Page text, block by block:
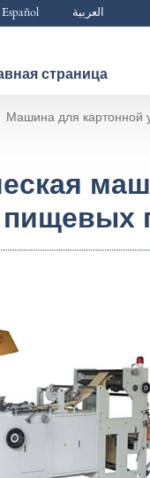
Español العربية
страница
Машина для картонной